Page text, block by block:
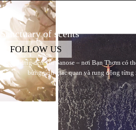
Sanctuary of scents
FOLLOW US
Chào mừng đến với Sanose – nơi Bạn Thơm có
bừng tỉnh giác quan và rung động từng